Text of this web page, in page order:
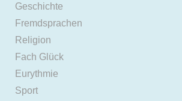
Geschichte
Fremdsprachen
Religion
Fach Glück
Eurythmie
Sport